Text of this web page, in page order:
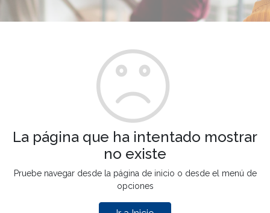
La página que ha intentado mostrar
no existe
Pruebe navegar desde la página de inicio o desde el menú de
opciones